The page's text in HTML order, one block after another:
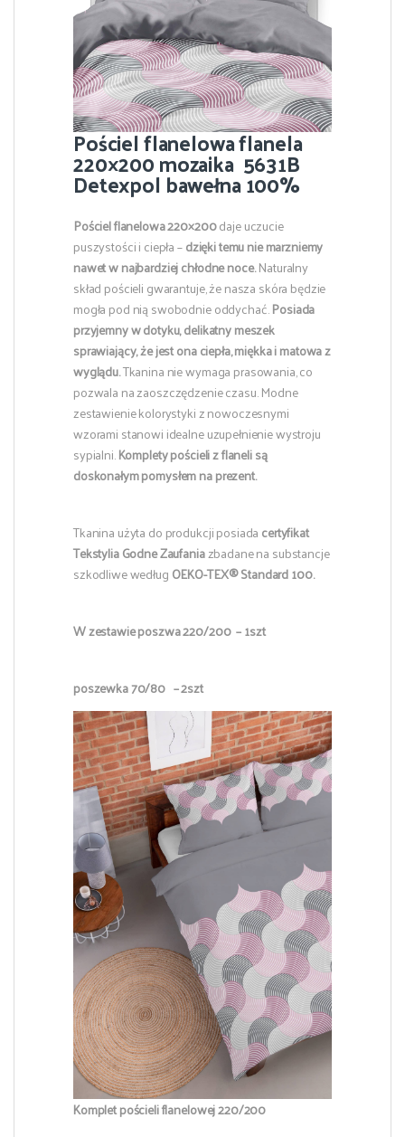
Pościel flanelowa flanela
220×200 mozaika 5631B
Detexpol bawełna 100%
Pościel flanelowa 220×200daje uczucie
puszystości i ciepła –dzięki temunie marzniemy
nawet w najbardziej chłodne noce.Naturalny
skład pościeli gwarantuje, że nasza skóra będzie
mogła pod nią swobodnie oddychać.Posiada
przyjemny w dotyku, delikatny meszek
sprawiający, że jest ona ciepła, miękka i matowa z
wyglądu.Tkanina nie wymaga prasowania, co
pozwala na zaoszczędzenie czasu. Modne
zestawienie kolorystyki z nowoczesnymi
wzorami stanowi idealne uzupełnienie wystroju
sypialni.Komplety pościeli z flaneli są
doskonałym pomysłem na prezent.
Tkanina użyta do produkcji posiada certyfikat
Tekstylia Godne Zaufaniazbadane na substancje
szkodliwe według OEKO-TEX® Standard 100.
W zestawie poszwa 220/200 – 1szt
poszewka 70/80 – 2szt
Komplet pościeli flanelowej 220/200